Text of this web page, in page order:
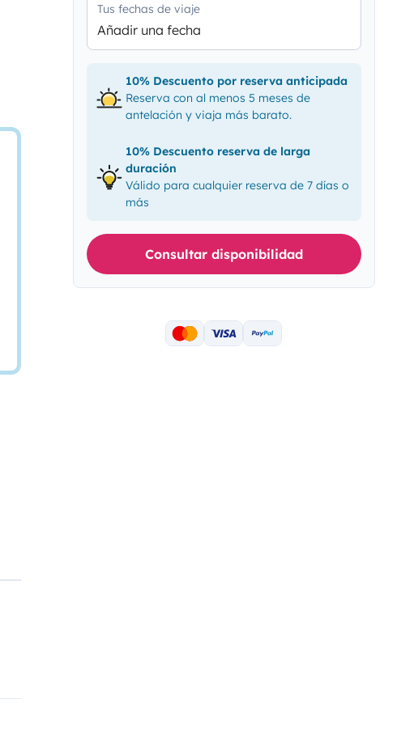
Tus fechas de viaje
Añadir una fecha
10% Descuento por reserva anticipada
Reserva con al menos 5 meses de
antelación y viaja más barato.
10% Descuento reserva de larga
duración
Válido para cualquier reserva de 7 días o
más
Consultar disponibilidad